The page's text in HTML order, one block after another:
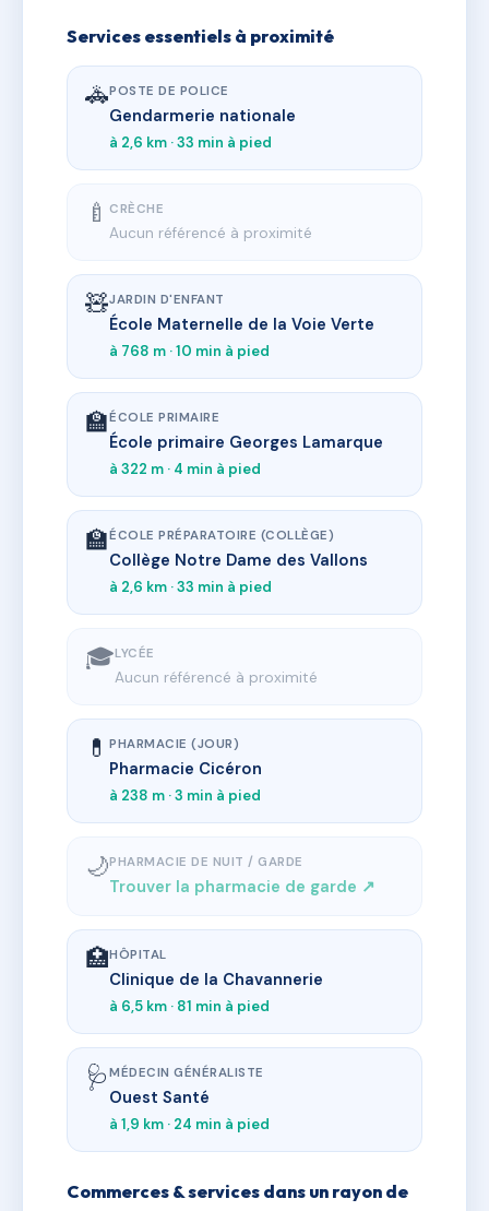
Services essentiels à proximité
🚓POSTE DE POLICE
Gendarmerie nationale
à 2,6 km · 33 min à pied
🍼 CRÈCHE
Aucun référencé à proximité
🧸JARDIN D'ENFANT
École Maternelle de la Voie Verte
à 768 m · 10 min à pied
🏫ÉCOLE PRIMAIRE
École primaire Georges Lamarque
à 322 m · 4 min à pied
🏫ÉCOLE PRÉPARATOIRE (COLLÈGE)
Collège Notre Dame des Vallons
à 2,6 km · 33 min à pied
🎓LYCÉE
Aucun référencé à proximité
💊 PHARMACIE (JOUR)
Pharmacie Cicéron
à 238 m · 3 min à pied
🌙PHARMACIE DE NUIT / GARDE
Trouver la pharmacie de garde ↗
🏥HÔPITAL
Clinique de la Chavannerie
à 6,5 km · 81 min à pied
🩺 MÉDECIN GÉNÉRALISTE
Ouest Santé
à 1,9 km · 24 min à pied
Commerces & services dans un rayon de